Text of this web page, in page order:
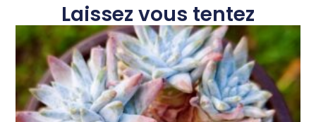
Laissez vous tentez